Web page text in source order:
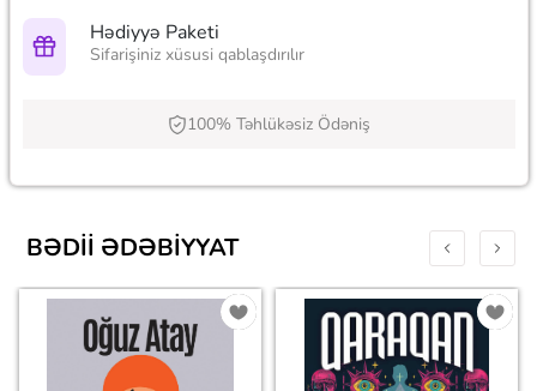
Hədiyyə Paketi
Sifarişiniz xüsusi qablaşdırılır
100% Təhlükəsiz Ödəniş
BƏDII ƏDƏBIYYAT